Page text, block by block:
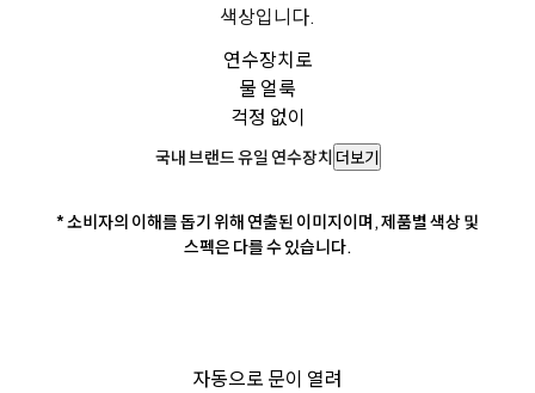
연수장치로
물 얼룩
걱정 없이
국내 브랜드 유일 연수장치 더보기
* 소비자의 이해를 돕기 위해 연출된 이미지이며, 제품별 색상 및
스펙은 다를 수 있습니다.
자동으로 문이 열려